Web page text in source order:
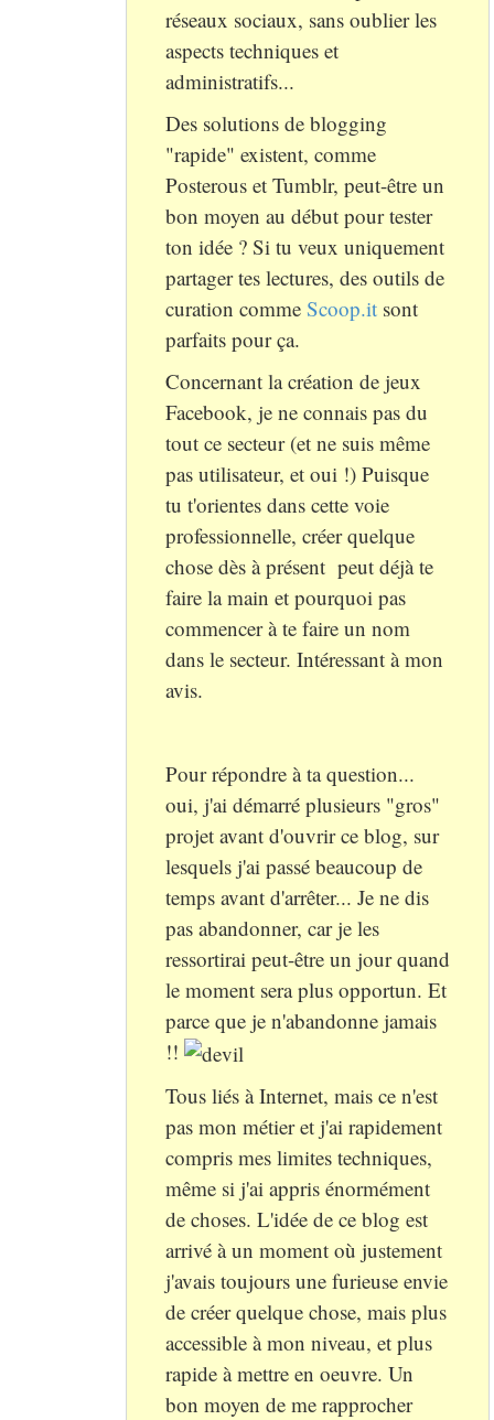
réseaux sociaux, sans oublier les
aspects techniques et
administratifs...
Des solutions de blogging
"rapide" existent, comme
Posterous et Tumblr, peut-être un
bon moyen au début pour tester
ton idée ? Si tu veux uniquement
partager tes lectures, des outils de
curation comme Scoop.it sont
parfaits pour ça.
Concernant la création de jeux
Facebook, je ne connais pas du
tout ce secteur (et ne suis même
pas utilisateur, et oui !) Puisque
tu t'orientes dans cette voie
professionnelle, créer quelque
chose dès à présent peut déjà te
faire la main et pourquoi pas
commencer à te faire un nom
dans le secteur. Intéressant à mon
avis.
Pour répondre à ta question...
oui, j'ai démarré plusieurs "gros"
projet avant d'ouvrir ce blog, sur
lesquels j'ai passé beaucoup de
temps avant d'arrêter... Je ne dis
pas abandonner, car je les
ressortirai peut-être un jour quand
le moment sera plus opportun. Et
parce que je n'abandonne jamais
!!
Tous liés à Internet, mais ce n'est
pas mon métier et j'ai rapidement
compris mes limites techniques,
même si j'ai appris énormément
de choses. L'idée de ce blog est
arrivé à un moment où justement
j'avais toujours une furieuse envie
de créer quelque chose, mais plus
accessible à mon niveau, et plus
rapide à mettre en oeuvre. Un
bon moyen de me rapprocher